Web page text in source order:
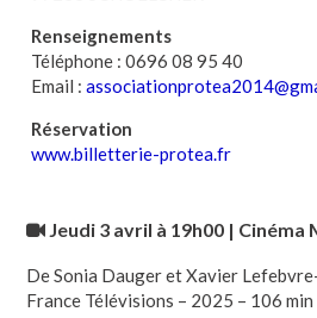
Renseignements
Téléphone : 0696 08 95 40
Email :
Réservation
www.billetterie-protea.fr
Jeudi 3 avril à 19h00 | Cinéma
De Sonia Dauger et Xavier
France Télévisions – 2025 – 106